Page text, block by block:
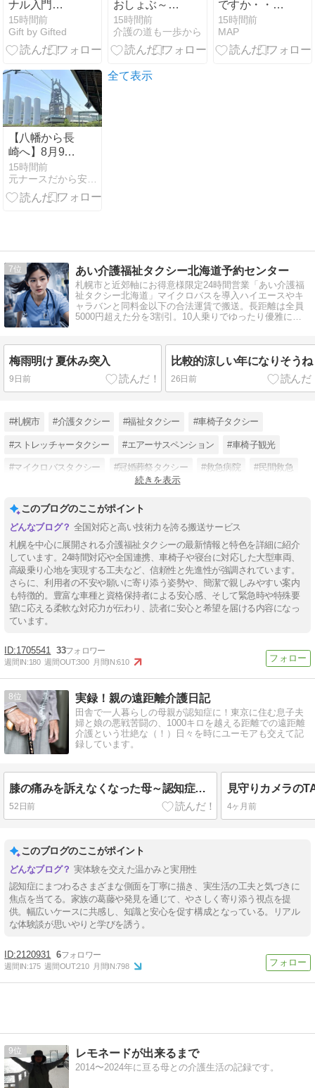
ナル入門
【2026年8月
版】開き方か
ら基本のコマ
15時間前
Gift by Gifted
おしょぶ～63
歳になりまし
た＾＾/
15時間前
介護の道も一歩から
ですか・・・
長崎平和の日
15時間前
MAP
【八幡から長
崎へ】8月9
日、平和な日
常を思う
15時間前
全て表示
7 あい介護福祉タクシー北海道予約センター
札幌市と近郊軸にお得意様限定24時間営業「あい介護福
祉タクシー北海道」マイクロバスを導入ハイエースやキ
ャラバンと同料金以下の合法運賃で搬送。長距離は全員
5000円超えた分を3割引。10人乗りでゆったり優雅に全
梅雨明け 夏休み突入
9日前
比較的涼しい年になりそうね
26日前
#札幌市 #介護タクシー #福祉タクシー #車椅子タクシー
#ストレッチャータクシー #エアーサスペンション #車椅子観光
#マイクロバスタクシー #冠婚葬祭タクシー #救急病院 #民間救急
続きを表示
このブログのここがポイント
全国対応と高い技術力を誇る搬送サービス
札幌を中心に展開される介護福祉タクシーの最新情報と特色を詳細に紹介
しています。24時間対応や全国連携、車椅子や寝台に対応した大型車両、
高級乗り心地を実現する工夫など、信頼性と先進性が強調されています。
さらに、利用者の不安や願いに寄り添う姿勢や、簡潔で親しみやすい案内
も特徴的。豊富な車種と資格保持者による安心感、そして緊急時や特殊要
望に応える柔軟な対応力が伝わり、読者に安心と希望を届ける内容になっ
ています。
1705541 33
週間IN:180 週間OUT:300 月間IN:610
8 実録！親の遠距離介護日記
田舎で一人暮らしの母親が認知症に！東京に住む息子夫
婦と娘の悪戦苦闘の、1000キロを越える距離での遠距離
介護という壮絶な（！）日々を時にユーモアも交えて記
録しています。
膝の痛みを訴えなくなった母～認知症の影響？
52日前 4ヶ月前
このブログのここがポイント
実体験を交えた温かみと実用性
認知症にまつわるさまざまな側面を丁寧に描き、実生活の工夫と気づきに
焦点を当てる。家族の葛藤や発見を通じて、やさしく寄り添う視点を提
供。幅広いケースに共感し、知識と安心を促す構成となっている。リアル
な体験談が思いやりと学びを誘う。
2120931 6
週間IN:175 週間OUT:210 月間IN:798
9 レモネードが出来るまで
2014〜2024年に亘る母との介護生活の記録です。